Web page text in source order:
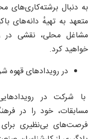
به دنبال برشته‌کاری‌های
متعهد به تهیهٔ دانه‌های
مشاغل محلی، نقشی در
خواهید کرد.
در رویدادهای قهوه
با شرکت در
مسابقات، خود را در
فرصت‌های بی‌نظیری برای